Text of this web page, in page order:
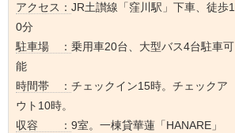
アクセス： JR土讃線「窪川駅」下車、徒歩1
0分
駐車場 ： 乗用車20台、大型バス4台駐車可
能
時間帯 ： チェックイン15時。チェックア
ウト10時。
収容 ： 9室。一棟貸華蓮「HANARE」